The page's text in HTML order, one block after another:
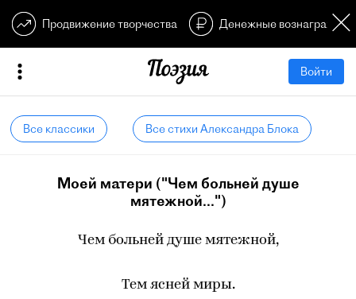
Продвижение творчества Денежные
Войти
Все классики Все стихи Александра Блока
Моей матери ("Чем больней душе
мятежной...")
Чем больней душе мятежной,
Тем ясней миры.